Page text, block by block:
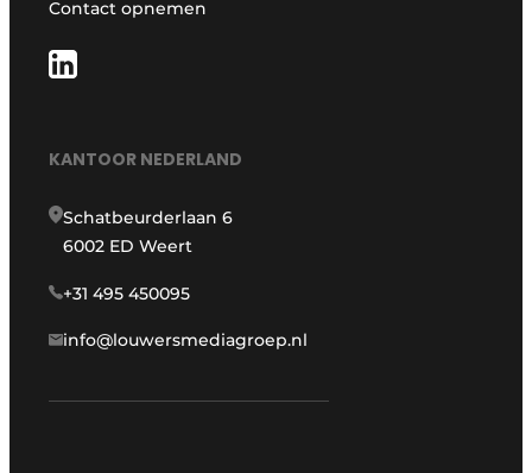
Contact opnemen
KANTOOR NEDERLAND
Schatbeurderlaan 6
6002 ED Weert
+31 495 450095
info@louwersmediagroep.nl